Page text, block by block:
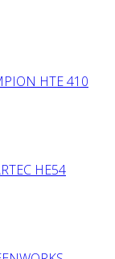
HTE 410
HE54